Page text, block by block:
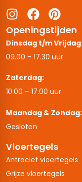
Openingstijden
Dinsdag t/m
09.00 – 17.30 uur
Zaterdag:
10.00 – 17.00 uur
Maandag & Zondag:
Gesloten
Vloertegels
Antraciet vloertegels
Grijze vloertegels